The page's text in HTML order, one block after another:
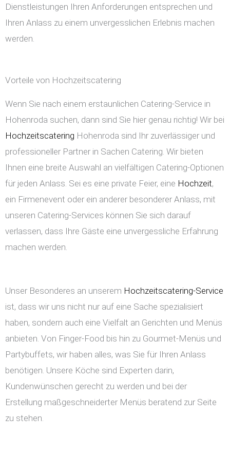
Dienstleistungen Ihren Anforderungen entsprechen und
Ihren Anlass zu einem unvergesslichen Erlebnis machen
werden.
Vorteile von Hochzeitscatering
Wenn Sie nach einem erstaunlichen Catering-Service in
Hohenroda suchen, dann sind Sie hier genau richtig! Wir bei
Hochzeitscatering Hohenroda sind Ihr zuverlässiger und
professioneller Partner in Sachen Catering. Wir bieten
Ihnen eine breite Auswahl an vielfältigen Catering-Optionen
für jeden Anlass. Sei es eine private Feier, eine Hochzeit,
ein Firmenevent oder ein anderer besonderer Anlass, mit
unseren Catering-Services können Sie sich darauf
verlassen, dass Ihre Gäste eine unvergessliche Erfahrung
machen werden.
Unser Besonderes an unserem Hochzeitscatering-Service
ist, dass wir uns nicht nur auf eine Sache spezialisiert
haben, sondern auch eine Vielfalt an Gerichten und Menüs
anbieten. Von Finger-Food bis hin zu Gourmet-Menüs und
Partybuffets, wir haben alles, was Sie für Ihren Anlass
benötigen. Unsere Köche sind Experten darin,
Kundenwünschen gerecht zu werden und bei der
Erstellung maßgeschneiderter Menüs beratend zur Seite
zu stehen.